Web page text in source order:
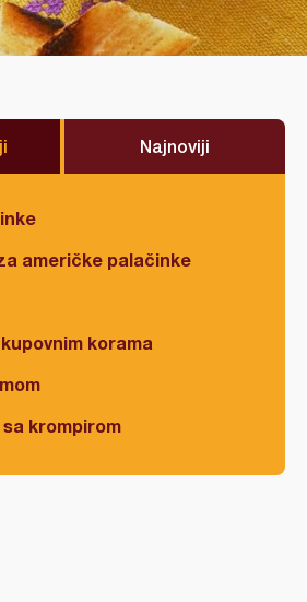
Najnoviji
američke palačinke
korama
krompirom